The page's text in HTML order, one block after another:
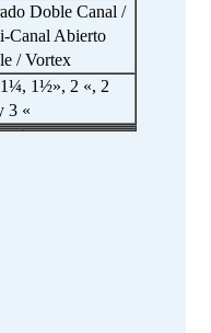
Doble Canal /
Canal Abierto
/ Vortex
1½», 2 «, 2
3 «